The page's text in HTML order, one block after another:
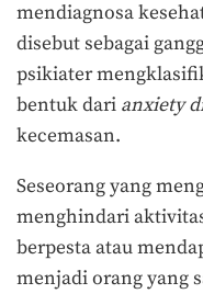
mendiagnosa
disebut sebagai
psikiater
bentuk dari anxiety
kecemasan.
Seseorang yang
menghindari
berpesta atau
menjadi orang yang